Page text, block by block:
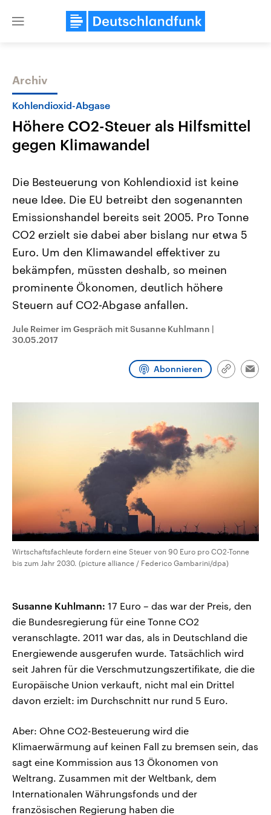
Close
Themen
Landtagswahl Sachsen-Anhalt
2026
Alle Informationen
Sachsen-Anhalt wählt am 6.
September 2026 einen neuen
Landtag. Seit 2021 wird das
Bundesland von einer Koalition aus
CDU, SPD und FDP regiert.-
Umfragen, Prognosen,
Wahlprogramme, aktuelle Berichte
und Hintergründe zu den Parteien
Wahl.
USA
Aktuelle Beiträge,
Hintergründe
Wirtschaftlich und
gehören die Vereinigten
den mächtigsten Ländern
mit großem Einfluss auf
Sendungen Programm Podcasts
Audio-Archiv
Archiv
Kohlendioxid-Abgase
Höhere CO2-Steuer als Hilfsmittel
gegen Klimawandel
Die Besteuerung von Kohlendioxid ist keine
neue Idee. Die EU betreibt den sogenannten
Emissionshandel bereits seit 2005. Pro Tonne
CO2 erzielt sie dabei aber bislang nur etwa 5
Euro. Um den Klimawandel effektiver zu
bekämpfen, müssten deshalb, so meinen
prominente Ökonomen, deutlich höhere
Steuern auf CO2-Abgase anfallen.
Jule Reimer im Gespräch mit Susanne Kuhlmann |
30.05.2017
Abonnieren
Link
Wirtschaftsfachleute fordern eine Steuer von 90 Euro pro CO2-Tonne
bis zum Jahr 2030. (picture alliance / Federico Gambarini/dpa)
Susanne Kuhlmann: 17 Euro – das war der Preis, den
die Bundesregierung für eine Tonne CO2
veranschlagte. 2011 war das, als in Deutschland die
Energiewende ausgerufen wurde. Tatsächlich wird
seit Jahren für die Verschmutzungszertifikate, die die
Europäische Union verkauft, nicht mal ein Drittel
davon erzielt: im Durchschnitt nur rund 5 Euro.
Aber: Ohne CO2-Besteuerung wird die
Klimaerwärmung auf keinen Fall zu bremsen sein, das
sagt eine Kommission aus 13 Ökonomen von
Weltrang. Zusammen mit der Weltbank, dem
Internationalen Währungsfonds und der
französischen Regierung haben die